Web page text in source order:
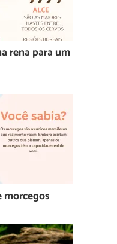
rena para um
morcegos